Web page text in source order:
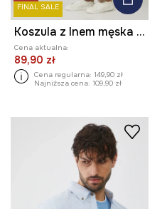
FINAL SALE
Koszula z lnem męska ze stójką kolor biały
Cena aktualna:
89,90 zł
Cena regularna: 149,90 zł
Najniższa cena: 109,90 zł